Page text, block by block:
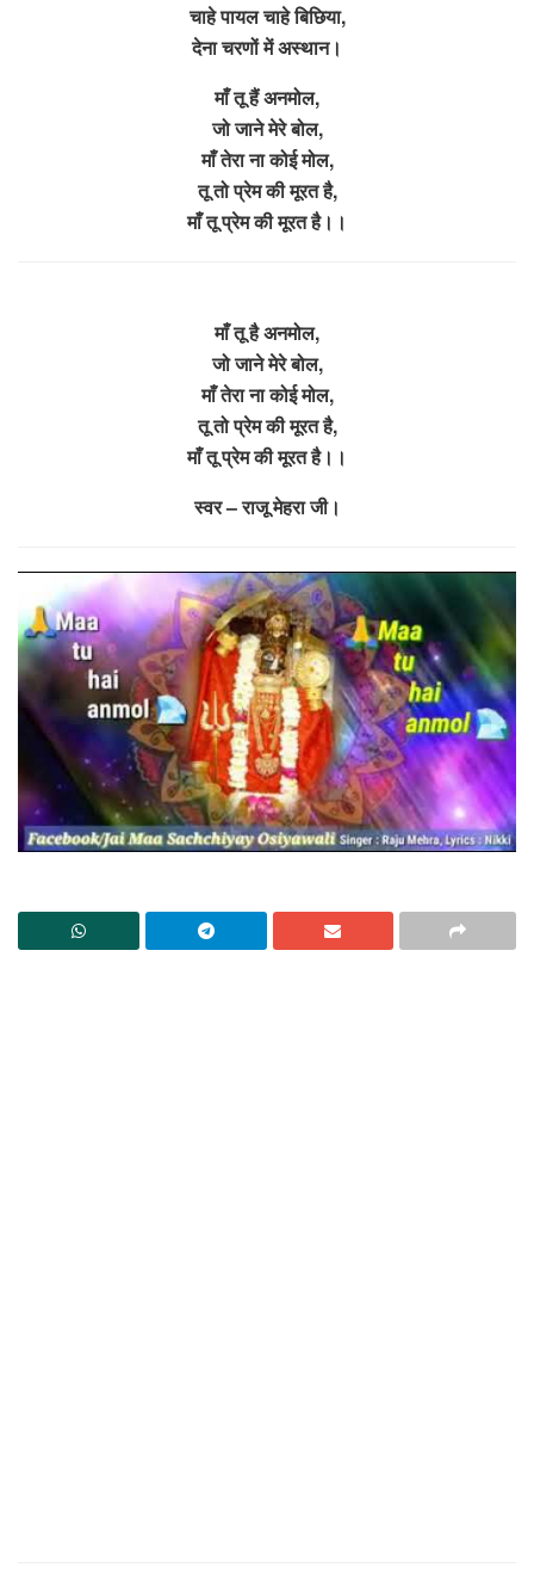
चाहे पायल चाहे बिछिया,
देना चरणों में अस्थान।
माँ तू हैं अनमोल,
जो जाने मेरे बोल,
माँ तेरा ना कोई मोल,
तू तो प्रेम की मूरत है,
माँ तू प्रेम की मूरत है।।
माँ तू है अनमोल,
जो जाने मेरे बोल,
माँ तेरा ना कोई मोल,
तू तो प्रेम की मूरत है,
माँ तू प्रेम की मूरत है।।
स्वर – राजू मेहरा जी।